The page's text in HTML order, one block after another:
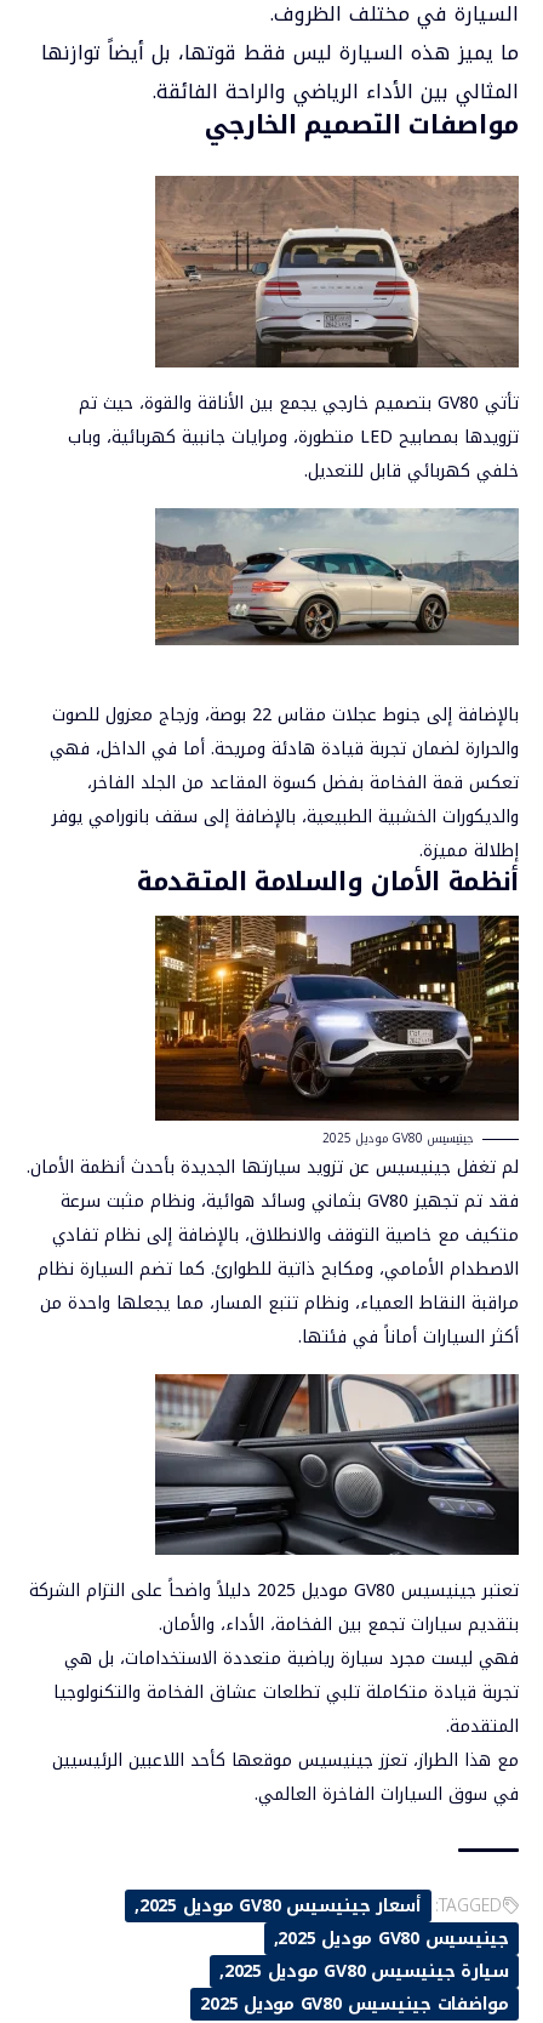
السيارة في مختلف الظروف.
ما يميز هذه السيارة ليس فقط قوتها، بل أيضاً توازنها
المثالي بين الأداء الرياضي والراحة الفائقة.
مواصفات التصميم الخارجي
تأتي GV80 بتصميم خارجي يجمع بين الأناقة والقوة، حيث تم
تزويدها بمصابيح LED متطورة، ومرايات جانبية كهربائية، وباب
خلفي كهربائي قابل للتعديل.
بالإضافة إلى جنوط عجلات مقاس 22 بوصة، وزجاج معزول للصوت
والحرارة لضمان تجربة قيادة هادئة ومريحة. أما في الداخل، فهي
تعكس قمة الفخامة بفضل كسوة المقاعد من الجلد الفاخر،
والديكورات الخشبية الطبيعية، بالإضافة إلى سقف بانورامي يوفر
إطلالة مميزة.
أنظمة الأمان والسلامة المتقدمة
جينيسيس GV80 موديل 2025
لم تغفل جينيسيس عن تزويد سيارتها الجديدة بأحدث أنظمة الأمان.
فقد تم تجهيز GV80 بثماني وسائد هوائية، ونظام مثبت سرعة
متكيف مع خاصية التوقف والانطلاق، بالإضافة إلى نظام تفادي
الاصطدام الأمامي، ومكابح ذاتية للطوارئ. كما تضم السيارة نظام
مراقبة النقاط العمياء، ونظام تتبع المسار، مما يجعلها واحدة من
أكثر السيارات أماناً في فئتها.
تعتبرجينيسيس
GV80 موديل 2025 دليلاً واضحاً على التزام الشركة
بتقديم سيارات تجمع بين الفخامة، الأداء، والأمان.
فهي ليست مجرد سيارة رياضية متعددة الاستخدامات، بل هي
تجربة قيادة متكاملة تلبي تطلعات عشاق الفخامة والتكنولوجيا
المتقدمة.
مع هذا الطراز، تعزز جينيسيس موقعها كأحد اللاعبين الرئيسيين
في سوق السيارات الفاخرة العالمي.
TAGGED: أسعار جينيسيس GV80 موديل 2025
جينيسيس GV80 موديل 2025
سيارة جينيسيس GV80 موديل 2025
مواضفات جينيسيس GV80 موديل 2025